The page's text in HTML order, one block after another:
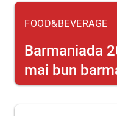
FOOD&BEVERAGE
Barmaniada
mai bun